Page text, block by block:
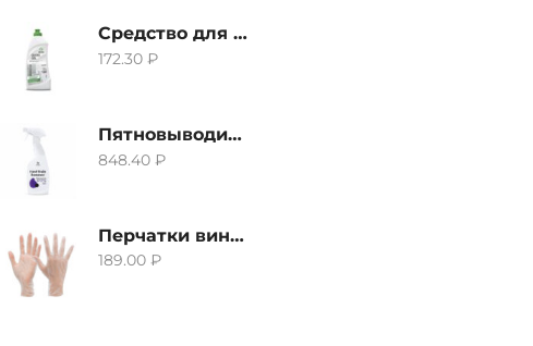
Средство для удаления извести и ржавчины Grass Gloss-Gel, 500мл
172.30₽
Пятновыводитель Grass Hard Stain Remover, 600мл
848.40₽
Перчатки виниловые неопудренные CTP-BS, размер S
189.00₽